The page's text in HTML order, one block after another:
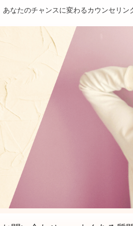
なたのチャンスに変わるカウンセリン